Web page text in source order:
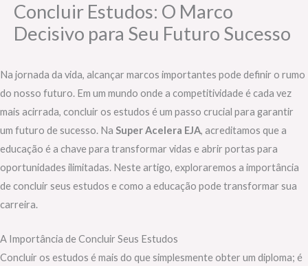
Concluir Estudos: O Marco
Decisivo para Seu Futuro Sucesso
Na jornada da vida, alcançar marcos importantes pode definir o rumo
do nosso futuro. Em um mundo onde a competitividade é cada vez
mais acirrada, concluir os estudos é um passo crucial para garantir
um futuro de sucesso. Na Super Acelera EJA, acreditamos que a
educação é a chave para transformar vidas e abrir portas para
oportunidades ilimitadas. Neste artigo, exploraremos a importância
de concluir seus estudos e como a educação pode transformar sua
carreira.
A Importância de Concluir Seus Estudos
Concluir os estudos é mais do que simplesmente obter um diploma; é